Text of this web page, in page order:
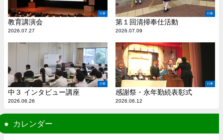
行事
教育講演会
2026.07.27
行事
第１回清掃奉仕活動
2026.07.09
行事
中３ インタビュー講座
2026.06.26
行事
感謝祭・永年勤続表彰式
2026.06.12
カレンダー